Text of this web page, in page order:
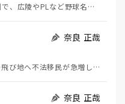
夏の甲子園が始まった。その裏側で、広陵やPLなど野球名門校（だった）の不祥事のその後について、「熱…
奈良 正哉
モロッコから地続きのスペインの飛び地へ不法移民が急増していて、当地の大問題となっている。「海を泳い…
奈良 正哉